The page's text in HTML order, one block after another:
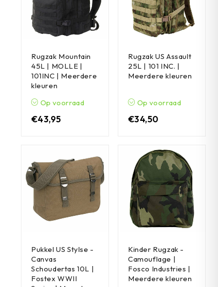
Rugzak Mountain
45L | MOLLE |
101INC | Meerdere
kleuren
Op voorraad
€43,95
Rugzak US Assault
25L | 101 INC. |
Meerdere kleuren
Op voorraad
€34,50
Pukkel US Stylse -
Canvas
Schoudertas 10L |
Fostex WWII
Kinder Rugzak -
Camouflage |
Fosco Industries |
Meerdere kleuren